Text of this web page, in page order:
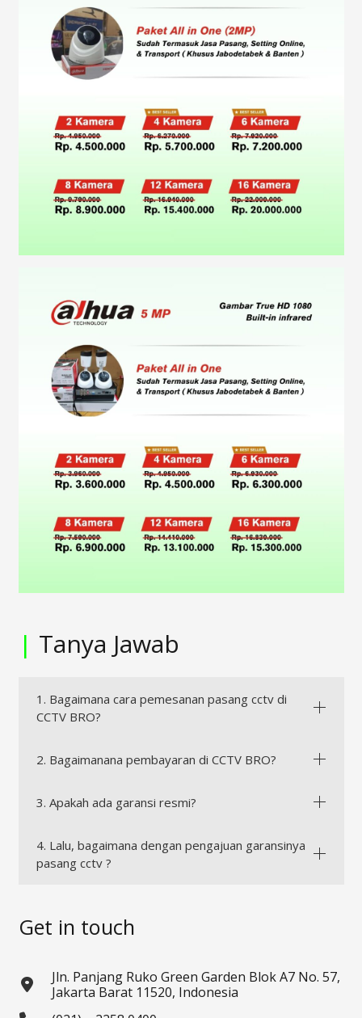
| Tanya Jawab
1. Bagaimana cara pemesanan pasang cctv di
CCTV BRO?
2. Bagaimanana pembayaran di CCTV BRO?
3. Apakah ada garansi resmi?
4. Lalu, bagaimana dengan pengajuan garansinya
pasang cctv ?
Get in touch
Jln. Panjang Ruko Green Garden Blok A7 No. 57,
Jakarta Barat 11520, Indonesia